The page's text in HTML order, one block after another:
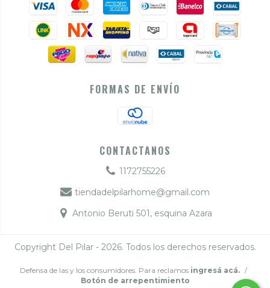
FORMAS DE ENVÍO
CONTACTANOS
1172755226
tiendadelpilarhome@gmail.com
Antonio Beruti 501, esquina Azara
Copyright Del Pilar - 2026. Todos los derechos reservados.
Defensa de las y los consumidores. Para reclamos ingresá acá. /
Botón de arrepentimiento